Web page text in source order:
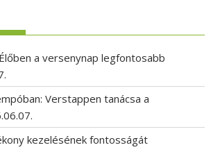
a versenynap legfontosabb
Verstappen tanácsa a
kezelésének fontosságát